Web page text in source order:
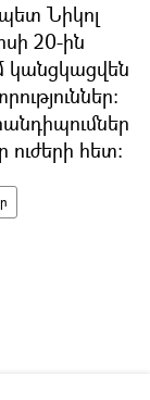
Նիկոլ
20-ին
կանցկացվեն
հետ։